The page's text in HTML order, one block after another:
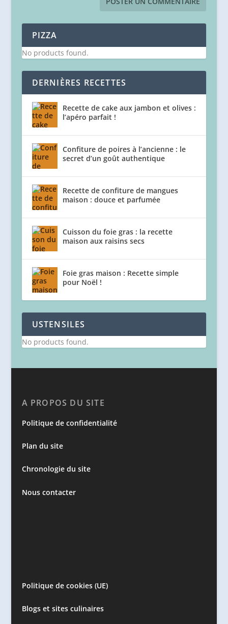
PIZZA
No products found.
DERNIÈRES RECETTES
Recette de cake aux jambon et olives :
l’apéro parfait !
Confiture de poires à l’ancienne : le
secret d’un goût authentique
Recette de confiture de mangues
maison : douce et parfumée
Cuisson du foie gras : la recette
maison aux raisins secs
Foie gras maison : Recette simple
pour Noël !
USTENSILES
No products found.
A PROPOS DU SITE
Politique de confidentialité
Plan du site
Chronologie du site
Nous contacter
Politique de cookies (UE)
Blogs et sites culinaires